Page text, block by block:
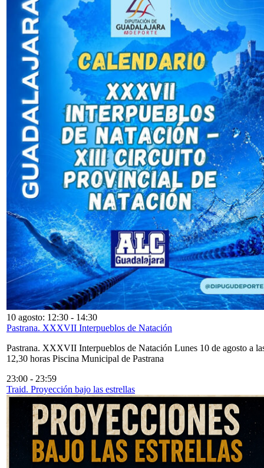
10 agosto: 12:30 - 14:30
Pastrana. XXXVII Interpueblos de Natación
Pastrana. XXXVII Interpueblos de Natación Lunes 10 de agosto a
12,30 horas Piscina Municipal de Pastrana
23:00 - 23:59
Traid. Proyección bajo las estrellas